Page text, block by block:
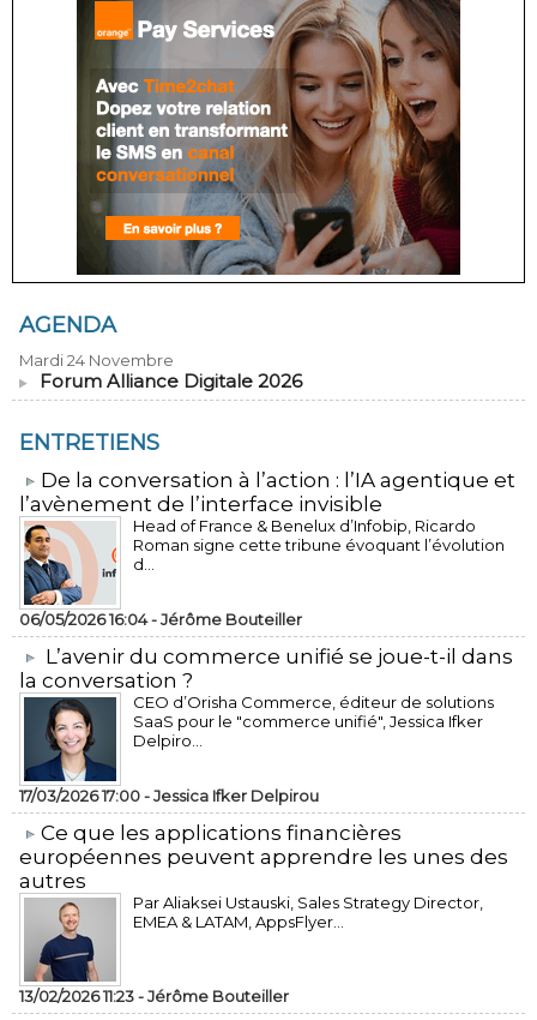
AGENDA
Mardi 24 Novembre
Forum Alliance Digitale 2026
ENTRETIENS
​De la conversation à l’action : l’IA agentique et
l’avènement de l’interface invisible
Head of France & Benelux d’Infobip, Ricardo
Roman signe cette tribune évoquant l’évolution
d...
06/05/2026 16:04 -Jérôme Bouteiller
L’avenir du commerce unifié se joue-t-il dans
la conversation ?
CEO d’Orisha Commerce, éditeur de solutions
SaaS pour le "commerce unifié", Jessica Ifker
Delpiro...
17/03/2026 17:00 -Jessica Ifker Delpirou
​Ce que les applications financières
européennes peuvent apprendre les unes des
autres
Par Aliaksei Ustauski, Sales Strategy Director,
EMEA & LATAM, AppsFlyer...
13/02/2026 11:23 -Jérôme Bouteiller